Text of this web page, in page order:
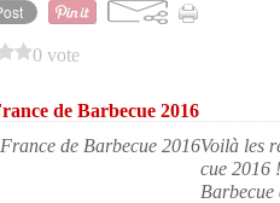
0 vote
de Barbecue 2016
Voilà les
cue 2016
Barbecue